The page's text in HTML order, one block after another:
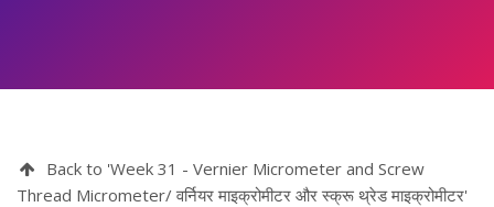
Back to 'Week 31 - Vernier Micrometer and Screw
Thread Micrometer/ वर्नियर माइक्रोमीटर और स्क्रू थ्रेड माइक्रोमीटर'